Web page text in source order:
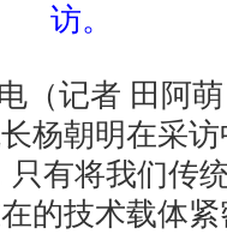
访。
（记者 田阿
杨朝明在采
只有将我们传
的技术载体